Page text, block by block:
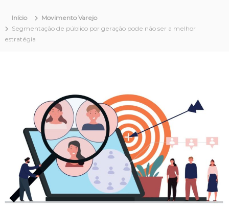
Início
Movimento Varejo
Segmentação de público por geração pode não ser a melhor
estratégia